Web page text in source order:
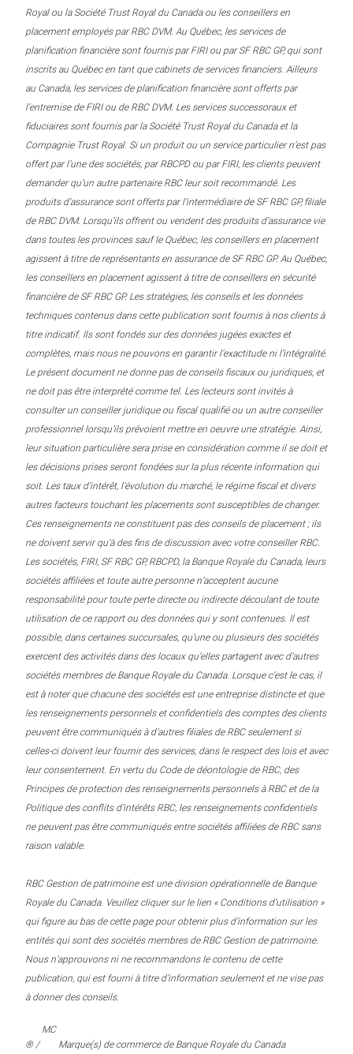
Royal ou la Société Trust Royal du Canada ou les conseillers en
placement employés par RBC DVM. Au Québec, les services de
planification financière sont fournis par FIRI ou par SF RBC GP, qui sont
inscrits au Québec en tant que cabinets de services financiers. Ailleurs
au Canada, les services de planification financière sont offerts par
l’entremise de FIRI ou de RBC DVM. Les services successoraux et
fiduciaires sont fournis par la Société Trust Royal du Canada et la
Compagnie Trust Royal. Si un produit ou un service particulier n’est pas
offert par l’une des sociétés, par RBCPD ou par FIRI, les clients peuvent
demander qu’un autre partenaire RBC leur soit recommandé. Les
produits d’assurance sont offerts par l’intermédiaire de SF RBC GP, filiale
de RBC DVM. Lorsqu’ils offrent ou vendent des produits d’assurance vie
dans toutes les provinces sauf le Québec, les conseillers en placement
agissent à titre de représentants en assurance de SF RBC GP. Au Québec,
les conseillers en placement agissent à titre de conseillers en sécurité
financière de SF RBC GP. Les stratégies, les conseils et les données
techniques contenus dans cette publication sont fournis à nos clients à
titre indicatif. Ils sont fondés sur des données jugées exactes et
complètes, mais nous ne pouvons en garantir l’exactitude ni l’intégralité.
Le présent document ne donne pas de conseils fiscaux ou juridiques, et
ne doit pas être interprété comme tel. Les lecteurs sont invités à
consulter un conseiller juridique ou fiscal qualifié ou un autre conseiller
professionnel lorsqu’ils prévoient mettre en oeuvre une stratégie. Ainsi,
leur situation particulière sera prise en considération comme il se doit et
les décisions prises seront fondées sur la plus récente information qui
soit. Les taux d’intérêt, l’évolution du marché, le régime fiscal et divers
autres facteurs touchant les placements sont susceptibles de changer.
Ces renseignements ne constituent pas des conseils de placement ; ils
ne doivent servir qu’à des fins de discussion avec votre conseiller RBC.
Les sociétés, FIRI, SF RBC GP, RBCPD, la Banque Royale du Canada, leurs
sociétés affiliées et toute autre personne n’acceptent aucune
responsabilité pour toute perte directe ou indirecte découlant de toute
utilisation de ce rapport ou des données qui y sont contenues. Il est
possible, dans certaines succursales, qu’une ou plusieurs des sociétés
exercent des activités dans des locaux qu’elles partagent avec d’autres
sociétés membres de Banque Royale du Canada. Lorsque c’est le cas, il
est à noter que chacune des sociétés est une entreprise distincte et que
les renseignements personnels et confidentiels des comptes des clients
peuvent être communiqués à d’autres filiales de RBC seulement si
celles-ci doivent leur fournir des services, dans le respect des lois et avec
leur consentement. En vertu du Code de déontologie de RBC, des
Principes de protection des renseignements personnels à RBC et de la
Politique des conflits d’intérêts RBC, les renseignements confidentiels
ne peuvent pas être communiqués entre sociétés affiliées de RBC sans
raison valable.
RBC Gestion de patrimoine est une division opérationnelle de Banque
Royale du Canada. Veuillez cliquer sur le lien « Conditions d’utilisation »
qui figure au bas de cette page pour obtenir plus d’information sur les
entités qui sont des sociétés membres de RBC Gestion de patrimoine.
Nous n’approuvons ni ne recommandons le contenu de cette
publication, qui est fourni à titre d’information seulement et ne vise pas
à donner des conseils.
® /
MC
Marque(s) de commerce de Banque Royale du Canada